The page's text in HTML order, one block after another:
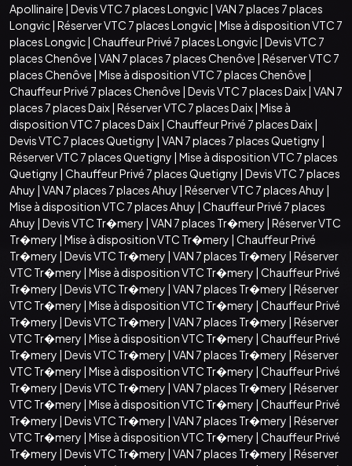
Apollinaire | Devis VTC 7 places Longvic| VAN 7 places 7 places
Longvic| Réserver VTC 7 places Longvic| Mise à disposition VTC 7
places Longvic| Chauffeur Privé 7 places Longvic| Devis VTC 7
places Chenôve | VAN 7 places 7 places Chenôve | Réserver VTC 7
places Chenôve | Mise à disposition VTC 7 places Chenôve |
Chauffeur Privé 7 places Chenôve | Devis VTC 7 places Daix| VAN 7
places 7 places Daix| Réserver VTC 7 places Daix| Mise à
disposition VTC 7 places Daix| Chauffeur Privé 7 places Daix|
Devis VTC 7 places Quetigny | VAN 7 places 7 places Quetigny |
Réserver VTC 7 places Quetigny | Mise à disposition VTC 7 places
Quetigny | Chauffeur Privé 7 places Quetigny | Devis VTC 7 places
Ahuy | VAN 7 places 7 places Ahuy | Réserver VTC 7 places Ahuy |
Mise à disposition VTC 7 places Ahuy | Chauffeur Privé 7 places
Ahuy | Devis VTC Tr�mery | VAN 7 places Tr�mery | Réserver VTC
Tr�mery | Mise à disposition VTC Tr�mery | Chauffeur Privé
Tr�mery | Devis VTC Tr�mery | VAN 7 places Tr�mery | Réserver
VTC Tr�mery | Mise à disposition VTC Tr�mery | Chauffeur Privé
Tr�mery | Devis VTC Tr�mery | VAN 7 places Tr�mery | Réserver
VTC Tr�mery | Mise à disposition VTC Tr�mery | Chauffeur Privé
Tr�mery | Devis VTC Tr�mery | VAN 7 places Tr�mery | Réserver
VTC Tr�mery | Mise à disposition VTC Tr�mery | Chauffeur Privé
Tr�mery | Devis VTC Tr�mery | VAN 7 places Tr�mery | Réserver
VTC Tr�mery | Mise à disposition VTC Tr�mery | Chauffeur Privé
Tr�mery | Devis VTC Tr�mery | VAN 7 places Tr�mery | Réserver
VTC Tr�mery | Mise à disposition VTC Tr�mery | Chauffeur Privé
Tr�mery | Devis VTC Tr�mery | VAN 7 places Tr�mery | Réserver
VTC Tr�mery | Mise à disposition VTC Tr�mery | Chauffeur Privé
Tr�mery | Devis VTC Tr�mery | VAN 7 places Tr�mery | Réserver